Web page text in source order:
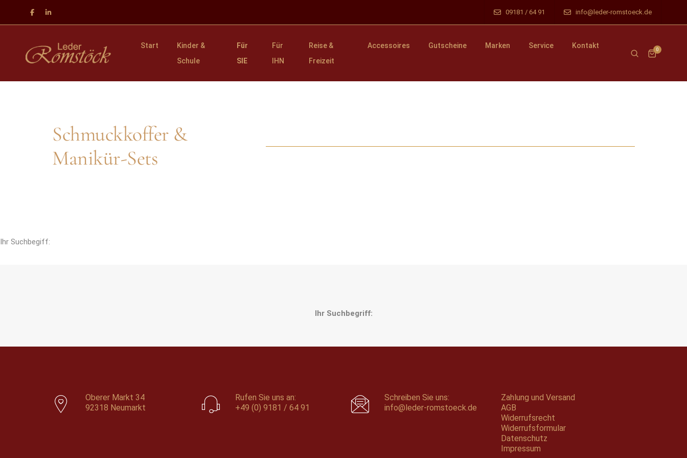
09181 / 64 91 info@leder-romstoeck.de
Start
Kinder &
Schule
Für
SIE
Für
IHN
Reise &
Freizeit
Accessoires Gutscheine Marken Service Kontakt 0
Schmuckkoffer &
Manikür-Sets
Ihr Suchbegiff:
Ihr Suchbegriff:
Oberer Markt 34
92318 Neumarkt
Rufen Sie uns an:
+49 (0) 9181 / 64 91
Schreiben Sie uns:
info@leder-romstoeck.de
Zahlung und Versand
AGB
Widerrufsrecht
Widerrufsformular
Datenschutz
Impressum